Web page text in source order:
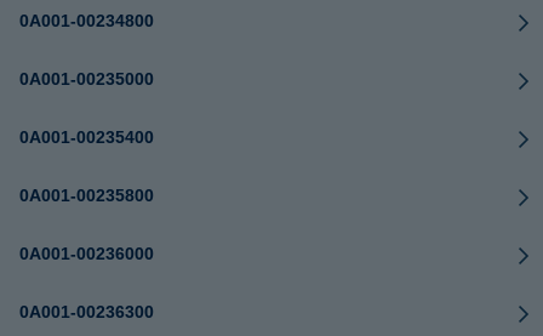
0A001-00234800
0A001-00235000
0A001-00235400
0A001-00235800
0A001-00236000
0A001-00236300